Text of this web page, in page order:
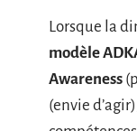
Lorsque la
modèle
Awareness
(envie